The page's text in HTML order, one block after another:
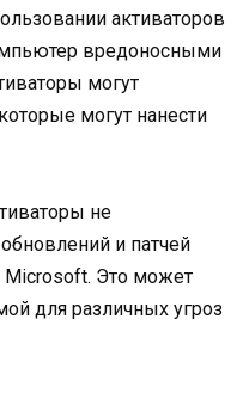
активаторов
вредоносными
могут
могут нанести
не
и патчей
Microsoft. Это может
для различных угроз